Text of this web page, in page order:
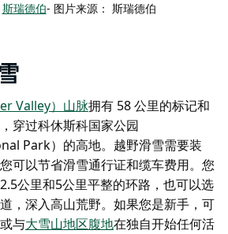
斯瑞德伯- 图片来源： 斯瑞德伯
Valley）山脉拥有 58 公里的标记和
穿过科休斯科国家公园
Park） 的高地。越野滑雪需要装
可以节省滑雪通行证和缆车费用。您
公里和5公里平整的环路，也可以选
，深入高山荒野。如果您是新手，可
与大雪山地区腹地在独自开始任何活